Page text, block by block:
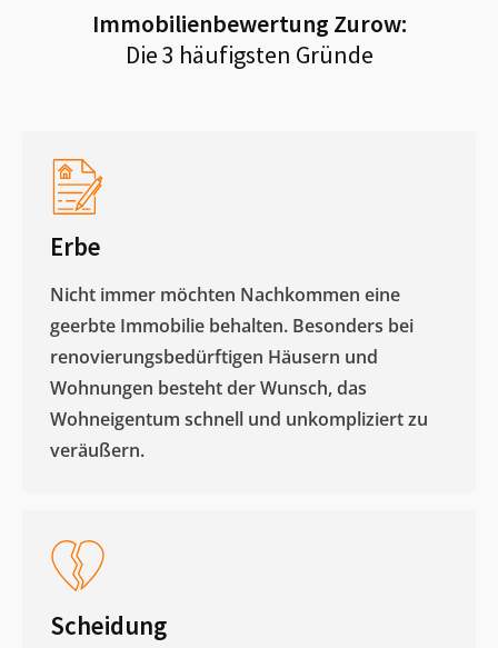
Immobilienbewertung Zurow:
Die 3 häufigsten Gründe
Erbe
Nicht immer möchten Nachkommen eine
geerbte Immobilie behalten. Besonders bei
renovierungsbedürftigen Häusern und
Wohnungen besteht der Wunsch, das
Wohneigentum schnell und unkompliziert zu
veräußern. ​
Scheidung